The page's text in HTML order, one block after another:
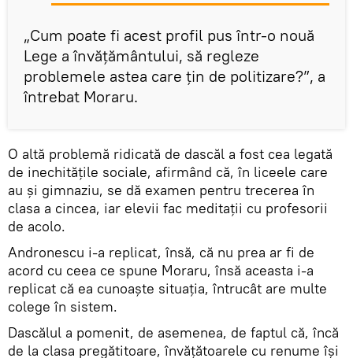
„Cum poate fi acest profil pus într-o nouă
Lege a învăţământului, să regleze
problemele astea care ţin de politizare?”, a
întrebat Moraru.
O altă problemă ridicată de dascăl a fost cea legată
de inechităţile sociale, afirmând că, în liceele care
au şi gimnaziu, se dă examen pentru trecerea în
clasa a cincea, iar elevii fac meditaţii cu profesorii
de acolo.
Andronescu i-a replicat, însă, că nu prea ar fi de
acord cu ceea ce spune Moraru, însă aceasta i-a
replicat că ea cunoaşte situaţia, întrucât are multe
colege în sistem.
Dascălul a pomenit, de asemenea, de faptul că, încă
de la clasa pregătitoare, învăţătoarele cu renume îşi